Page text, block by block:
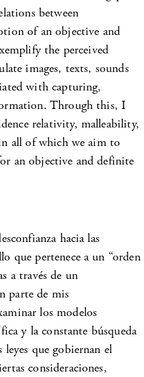
between
of an objective and
the perceived
images, texts, sounds
with capturing,
Through this, I
relativity, malleability,
all of which we aim to
an objective and definite
hacia las
que pertenece a un “orden
a través de un
parte de mis
los modelos
y la constante búsqueda
que gobiernan el
consideraciones,